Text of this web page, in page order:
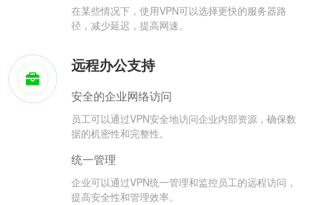
在某些情况下，使用VPN可以选择更快的服务器路
径，减少延迟，提高网速。
远程办公支持
安全的企业网络访问
员工可以通过VPN安全地访问企业内部资源，确保数
据的机密性和完整性。
统一管理
企业可以通过VPN统一管理和监控员工的远程访问，
提高安全性和管理效率。